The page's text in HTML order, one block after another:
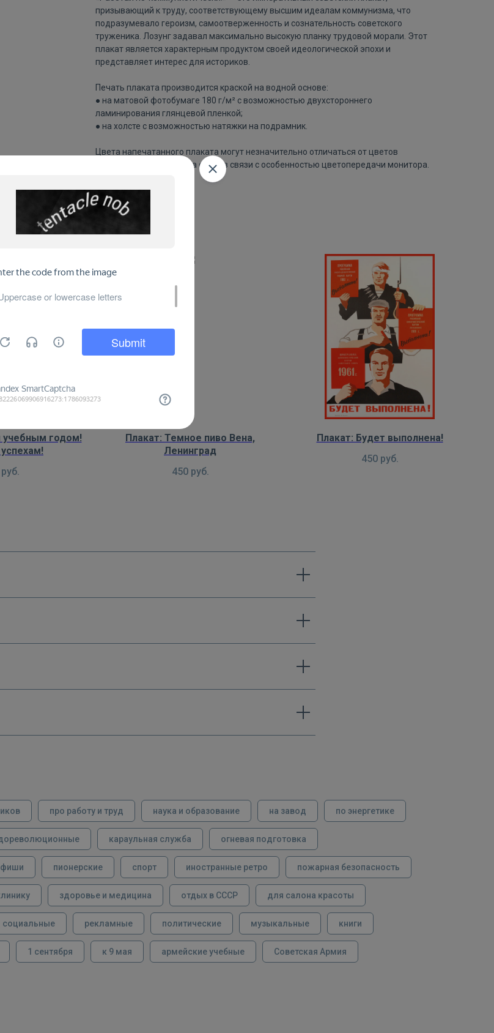
призывающий к труду, соответствующему высшим идеалам коммунизма, что
подразумевало героизм, самоотверженность и сознательность советского
труженика. Лозунг задавал максимально высокую планку трудовой морали. Этот
плакат является характерным продуктом своей идеологической эпохи и
представляет интерес для историков.
Печать плаката производится краской на водной основе:
● на матовой фотобумаге 180 г/м² с возможностью двухстороннего
ламинирования глянцевой пленкой;
● на холсте с возможностью натяжки на подрамник.
Цвета напечатанного плаката могут незначительно отличаться от цветов
изображения плаката на сайте в связи с особенностью цветопередачи монитора.
учебным годом!
руб.
Плакат: Темное пиво Вена,
Ленинград
450 руб.
Плакат: Будет выполнена!
450 руб.
про работу и труд наука и образование на завод по энергетике
караульная служба огневая подготовка
пионерские спорт иностранные ретро пожарная безопасность
здоровье и медицина отдых в СССР для салона красоты
социальные рекламные политические музыкальные книги
1 сентября к 9 мая армейские учебные Советская Армия